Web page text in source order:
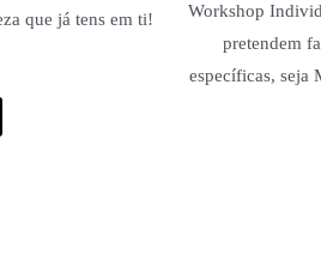
que já tens em ti!
Workshop
pretendem
específicas, seja